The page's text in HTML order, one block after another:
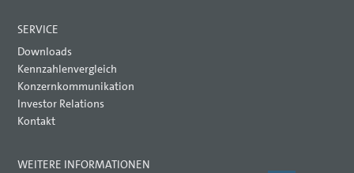
SERVICE
Downloads
Kennzahlenvergleich
Konzernkommunikation
Investor Relations
Kontakt
WEITERE INFORMATIONEN